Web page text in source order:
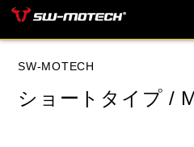
SW-MOTECH
ショートタイプ /